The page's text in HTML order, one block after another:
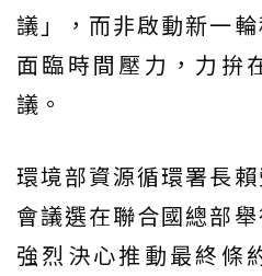
議」，而非啟動新一
面臨時間壓力，力拚
議。
環境部資源循環署長
會議選在聯合國總部
強烈決心推動最終條